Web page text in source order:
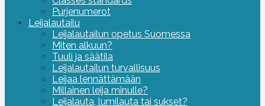
Purjenumerot
Leijalautailu
Leijalautailun opetus Suomessa
Miten alkuun?
Tuuli ja säätila
Leijalautailun turvallisuus
Leijaa lennättämään
Millainen leija minulle?
Leijalauta, lumilauta tai sukset?